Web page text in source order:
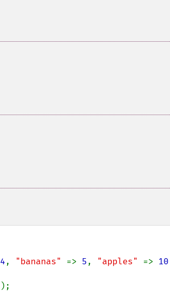
4, "bananas" => 5, "apples" => 10
);